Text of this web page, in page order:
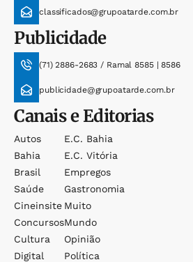
classificados@grupoatarde.com.br
Publicidade
(71) 2886-2683 / Ramal 8585 | 8586
publicidade@grupoatarde.com.br
Canais e Editorias
Autos
Bahia
Brasil
Saúde
Cineinsite
Concursos
Cultura
Digital
E.c. Bahia
E.c. Vitória
Empregos
Gastronomia
Muito
Mundo
Opinião
Política